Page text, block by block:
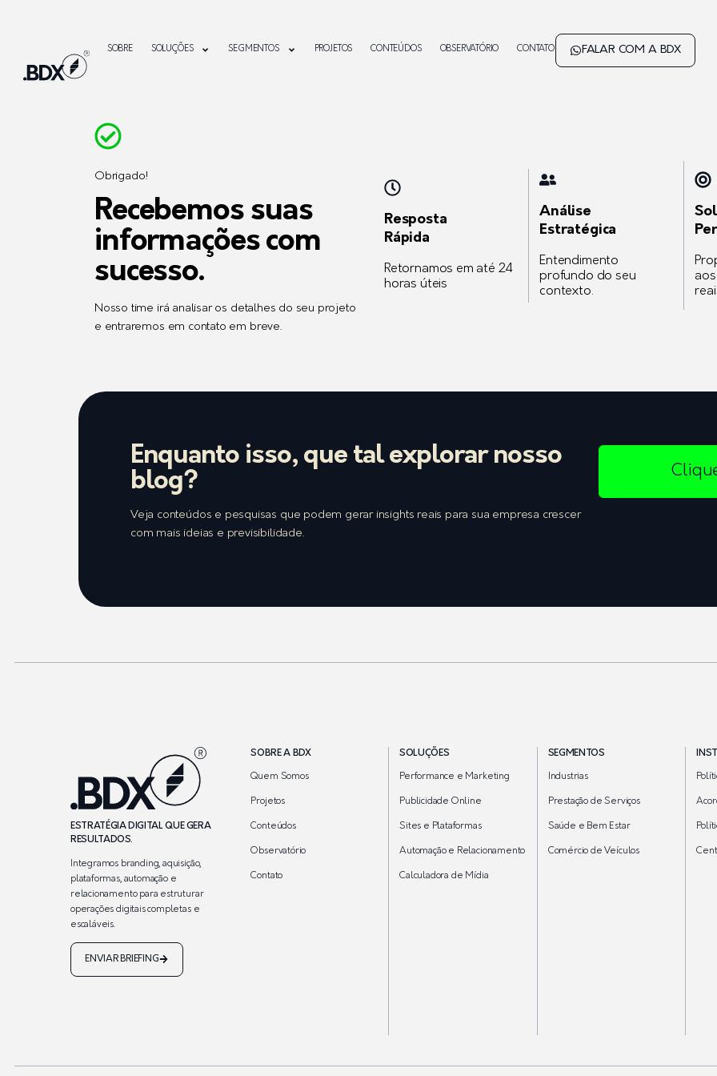
SOBRE SOLUÇÕES SEGMENTOS PROJETOS CONTEÚDOS OBSERVATÓRIO CONTATO FALAR COM A BDX
Obrigado!
Recebemos suas
informações com
sucesso.
Nosso time irá analisar os detalhes do seu projeto
e entraremos em contato em breve.
Resposta
Rápida
Retornamos em até 24
horas úteis
Análise
Estratégica
Entendimento
profundo do seu
contexto.
Enquanto isso, que tal explorar nosso
blog?
Veja conteúdos e pesquisas que podem gerar insights reais para sua empresa crescer
com mais ideias e previsibilidade.
ESTRATÉGIA DIGITAL QUE GERA
RESULTADOS.
Integramos branding, aquisição,
plataformas, automação e
relacionamento para estruturar
operações digitais completas e
escaláveis.
ENVIAR BRIEFING
SOBRE A BDX
Quem Somos
Projetos
Conteúdos
Observatório
Contato
SOLUÇÕES
Performance e Marketing
Publicidade Online
Sites e Plataformas
Automação e Relacionamento
Calculadora de Mídia
SEGMENTOS
Industrias
Prestação de Serviços
Saúde e Bem Estar
Comércio de Veículos